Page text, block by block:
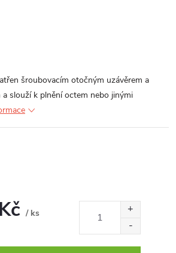
šroubovacím otočným uzávěrem a
slouží k plnění octem nebo jinými
/ ks